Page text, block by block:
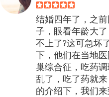
结婚四年了，之
子，眼看年龄大
不上了?这可急坏
下，他们在当地
巢综合征，吃药
乱了，吃了药就
的介绍下，我们